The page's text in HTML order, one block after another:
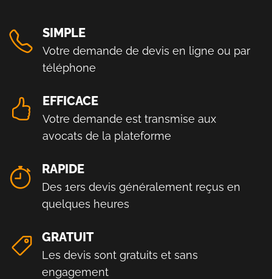
SIMPLE
Votre demande de devis en ligne ou par
téléphone
EFFICACE
Votre demande est transmise aux
avocats de la plateforme
RAPIDE
Des 1ers devis généralement reçus en
quelques heures
GRATUIT
Les devis sont gratuits et sans
engagement